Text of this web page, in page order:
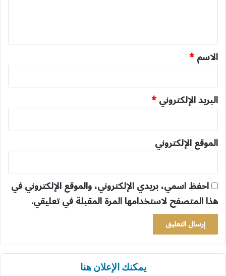
ق
*
الاسم*
البريد الإلكتروني*
الموقع الإلكتروني
احفظ اسمي، بريدي الإلكتروني، والموقع الإلكتروني في
هذا المتصفح لاستخدامها المرة المقبلة في تعليقي.
يمكنك الإعلان هنا